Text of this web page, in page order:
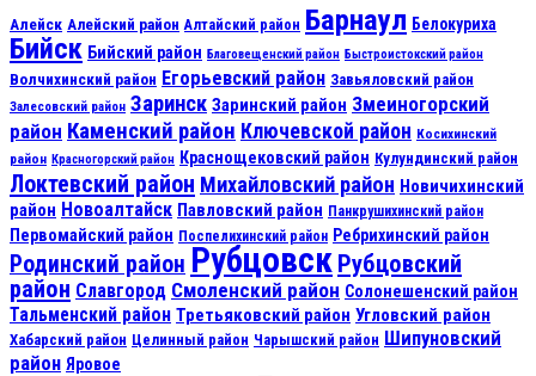
Алейск Алейский район Алтайский район Барнаул Белокуриха
Бийск Бийский район Благовещенский район Быстроистокский район
Волчихинский район Егорьевский район Завьяловский район
Залесовский район Заринск Заринский район Змеиногорский
район Каменский район Ключевской район Косихинский
район Красногорский район Краснощековский район Кулундинский район
Локтевский район Михайловский район Новичихинский
район Новоалтайск Павловский район Панкрушихинский район
Первомайский район Поспелихинский район Ребрихинский район
Родинский район Рубцовск Рубцовский
район Славгород Смоленский район Солонешенский район
Тальменский район Третьяковский район Угловский район
Хабарский район Целинный район Чарышский район Шипуновский
район Яровое